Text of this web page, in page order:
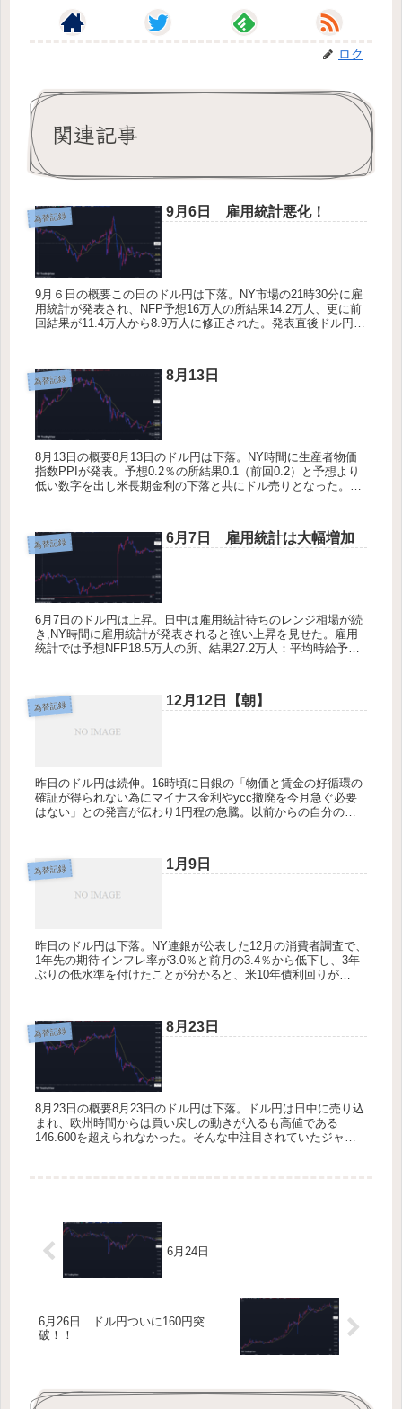
ロク
関連記事
為替記録 9月6日 雇用統計悪化！
9月６日の概要この日のドル円は下落。NY市場の21時30分に雇
用統計が発表され、NFP予想16万人の所結果14.2万人、更に前
回結果が11.4万人から8.9万人に修正された。発表直後ドル円は
為替記録 8月13日
8月13日の概要8月13日のドル円は下落。NY時間に生産者物価
指数PPIが発表。予想0.2％の所結果0.1（前回0.2）と予想より
低い数字を出し米長期金利の下落と共にドル売りとなった。午
為替記録 6月7日 雇用統計は大幅増加
6月7日のドル円は上昇。日中は雇用統計待ちのレンジ相場が続
き,NY時間に雇用統計が発表されると強い上昇を見せた。雇用
統計では予想NFP18.5万人の所、結果27.2万人：平均時給予想
為替記録 12月12日【朝】
昨日のドル円は続伸。16時頃に日銀の「物価と賃金の好循環の
確証が得られない為にマイナス金利やycc撤廃を今月急ぐ必要
はない」との発言が伝わり1円程の急騰。以前からの自分の考
為替記録 1月9日
昨日のドル円は下落。NY連銀が公表した12月の消費者調査で、
1年先の期待インフレ率が3.0％と前月の3.4％から低下し、3年
ぶりの低水準を付けたことが分かると、米10年債利回りが
為替記録 8月23日
8月23日の概要8月23日のドル円は下落。ドル円は日中に売り込
まれ、欧州時間からは買い戻しの動きが入るも高値である
146.600を超えられなかった。そんな中注目されていたジャク
6月24日
6月26日 ドル円ついに160円突
破！！